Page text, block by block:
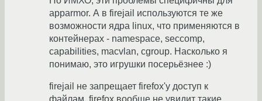
apparmor. А в firejail используются те же
возможности ядра linux, что применяются в
контейнерах - namespace, seccomp,
capabilities, macvlan, cgroup. Насколько я
понимаю, это игрушки посерьёзнее :)
firejail не запрещает firefox'у доступ к